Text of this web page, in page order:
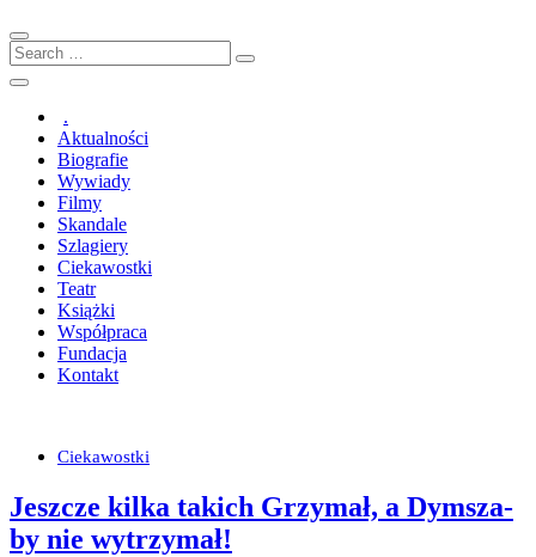
Search
…
.
Aktualności
Biografie
Wywiady
Filmy
Skandale
Szlagiery
Ciekawostki
Teatr
Książki
Współpraca
Fundacja
Kontakt
Ciekawostki
Jeszcze kilka takich Grzymał, a Dymsza-
by nie wytrzymał!